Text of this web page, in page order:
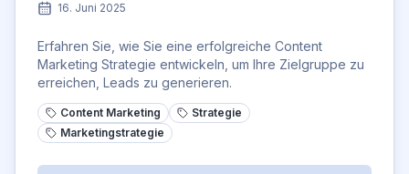
16. Juni 2025
Erfahren Sie, wie Sie eine erfolgreiche Content
Marketing Strategie entwickeln, um Ihre Zielgruppe zu
erreichen, Leads zu generieren.
Content Marketing
Strategie
Marketingstrategie